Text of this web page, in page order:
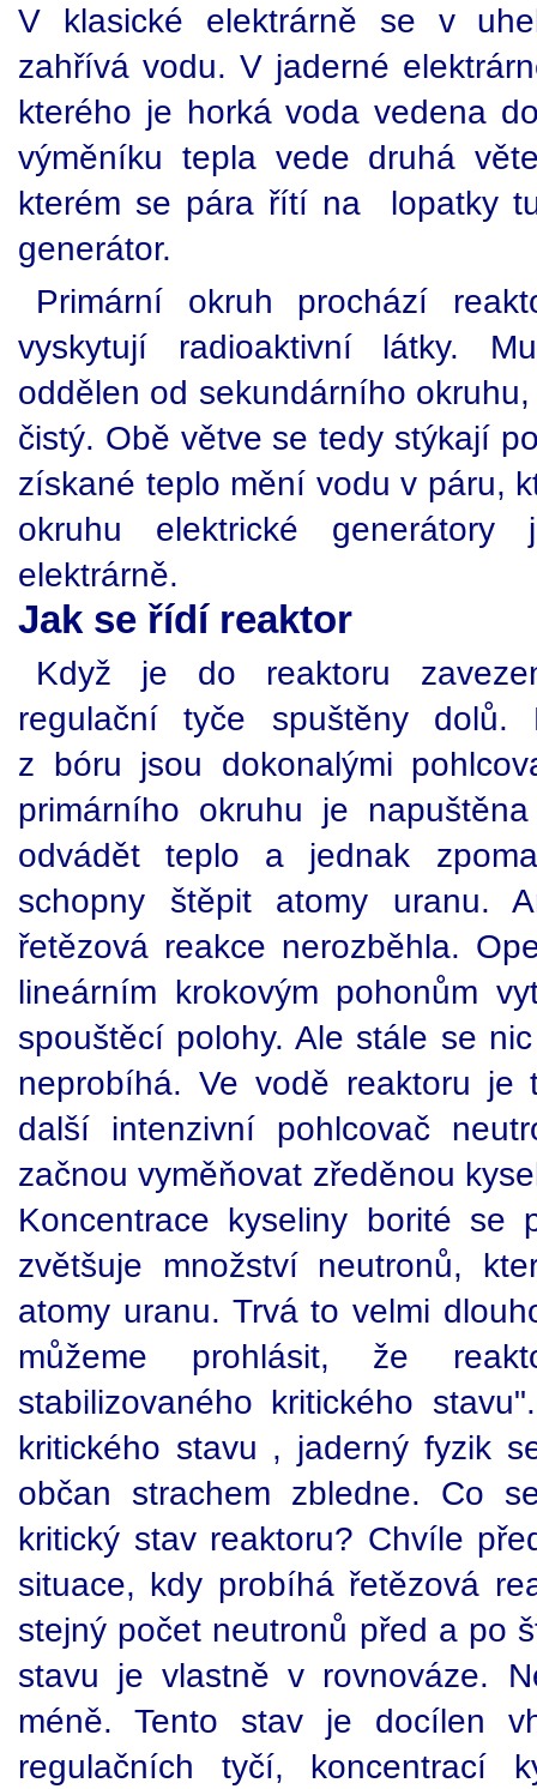
V klasické elektrárně se v
zahřívá vodu. V jaderné
kterého je horká voda vedena
výměníku tepla vede druhá
kterém se pára řítí na lopatky
generátor.
Primární okruh prochází
vyskytují radioaktivní látky.
oddělen od sekundárního
čistý. Obě větve se tedy stýkají
získané teplo mění vodu v páru,
okruhu elektrické
elektrárně.
Jak se řídí reaktor
Když je do reaktoru
regulační tyče spuštěny dolů.
z bóru jsou dokonalými
primárního okruhu je
odvádět teplo a jednak
schopny štěpit atomy uranu.
řetězová reakce nerozběhla.
lineárním krokovým pohonům
spouštěcí polohy. Ale stále se
neprobíhá. Ve vodě reaktoru je
další intenzivní pohlcovač
začnou vyměňovat zředěnou
Koncentrace kyseliny borité se
zvětšuje množství neutronů,
atomy uranu. Trvá to velmi
můžeme prohlásit, že
stabilizovaného kritického
kritického stavu , jaderný fyzik
občan strachem zbledne. Co
kritický stav reaktoru? Chvíle
situace, kdy probíhá řetězová
stejný počet neutronů před a po
stavu je vlastně v rovnováze.
méně. Tento stav je docílen
regulačních tyčí, koncentrací